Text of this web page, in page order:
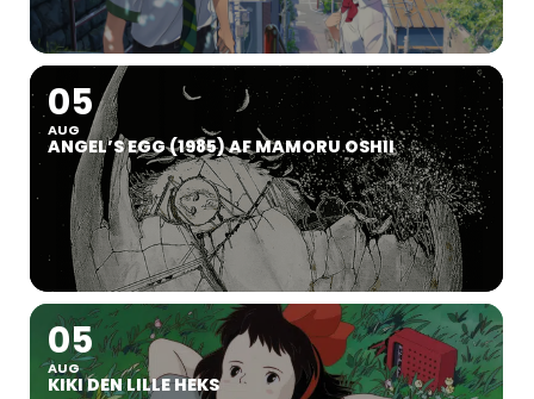
05
AUG
ANGEL’S EGG (1985) AF MAMORU OSHII
05
AUG
KIKI DEN LILLE HEKS